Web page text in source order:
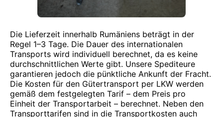
Die Lieferzeit innerhalb Rumäniens beträgt in der
Regel 1–3 Tage. Die Dauer des internationalen
Transports wird individuell berechnet, da es keine
durchschnittlichen Werte gibt. Unsere Spediteure
garantieren jedoch die pünktliche Ankunft der Fracht.
Die Kosten für den Gütertransport per LKW werden
gemäß dem festgelegten Tarif – dem Preis pro
Einheit der Transportarbeit – berechnet. Neben den
Transporttarifen sind in die Transportkosten auch